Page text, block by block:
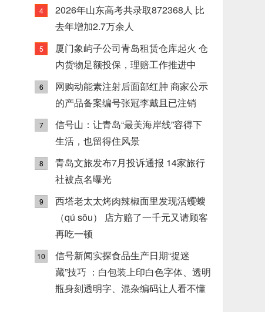
4
2026年山东高考共录取872368人 比
去年增加2.7万余人
5
厦门象屿子公司青岛租赁仓库起火 仓
内货物足额投保，理赔工作推进中
6
网购动能素注射后面部红肿 商家公示
的产品备案编号张冠李戴且已注销
7
信号山：让青岛“最美海岸线”容得下
生活，也留得住风景
8
青岛文旅发布7月投诉通报 14家旅行
社被点名曝光
9
西塔老太太烤肉辣椒面里发现活蠼螋
（qú sōu） 店方赔了一千元又请顾客
再吃一顿
10
信号新闻实探食品生产日期“捉迷
藏”技巧 ：白包装上印白色字体、透明
瓶身刻透明字、混杂编码让人看不懂